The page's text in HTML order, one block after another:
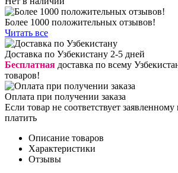
Более 1000 положительных отзывов!
Читать все
Доставка по Узбекистану 2-5 дней
Бесплатная доставка по всему
товаров!
Оплата при получении заказа
Если товар не соответствует заявленному
платить
Описание товаров
Характеристики
Отзывы